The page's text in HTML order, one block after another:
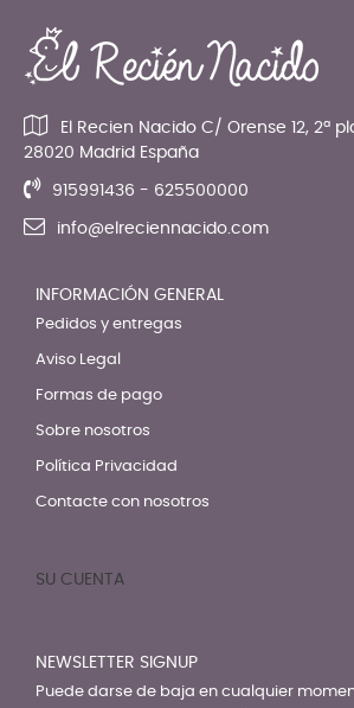
El Recien Nacido C/ Orense 12, 2ª
28020 Madrid España
915991436 - 625500000
info@elreciennacido.com
INFORMACIÓN GENERAL
Pedidos y entregas
Aviso Legal
Formas de pago
Sobre nosotros
Política Privacidad
Contacte con nosotros
SU CUENTA
NEWSLETTER SIGNUP
Puede darse de baja en cualquier